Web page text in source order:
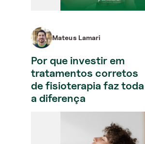
Mateus Lamari
Por que investir em
tratamentos corretos
de fisioterapia faz toda
a diferença